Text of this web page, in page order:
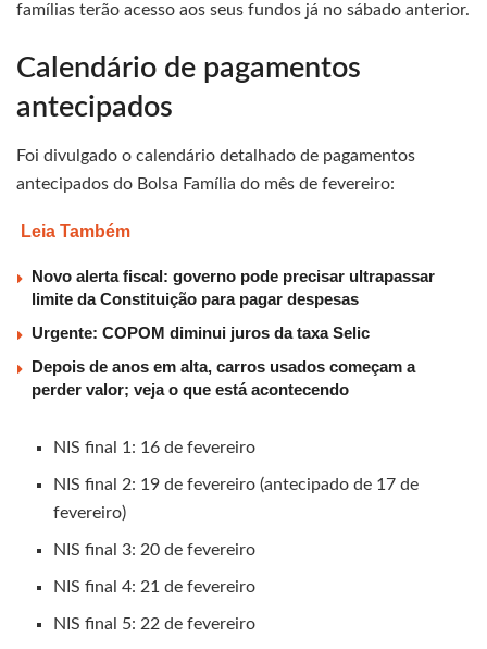
famílias terão acesso aos seus fundos já no sábado anterior.
Calendário de pagamentos
antecipados
Foi divulgado o calendário detalhado de pagamentos
antecipados do Bolsa Família do mês de fevereiro:
Leia Também
Novo alerta fiscal: governo pode precisar ultrapassar
limite da Constituição para pagar despesas
Urgente: COPOM diminui juros da taxa Selic
Depois de anos em alta, carros usados começam a
perder valor; veja o que está acontecendo
NIS final 1: 16 de fevereiro
NIS final 2: 19 de fevereiro (antecipado de 17 de
fevereiro)
NIS final 3: 20 de fevereiro
NIS final 4: 21 de fevereiro
NIS final 5: 22 de fevereiro